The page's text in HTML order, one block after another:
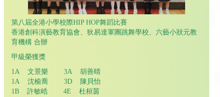
第八屆全港小學校際HIP HOP舞蹈比賽
香港創科演藝教育協會、狄易達軍團跳舞學校、六藝小狀元教
育機構 合辦
甲級榮獲獎
1A 文景樂 3A 胡善晴
1A 沈榆喬 3D 陳貝怡
1B 許敏峼 4E 杜桓茵